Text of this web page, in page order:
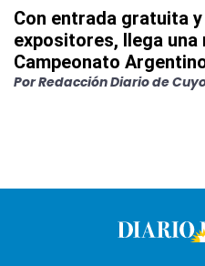
Con entrada gratuita
expositores, llega una
Campeonato
PorRedacción Diario de